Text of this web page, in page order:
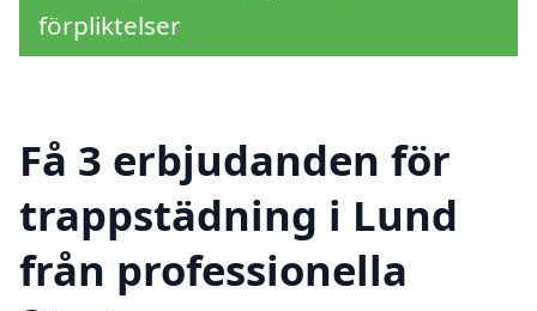
förpliktelser
Få 3 erbjudanden för
trappstädning i Lund
från professionella